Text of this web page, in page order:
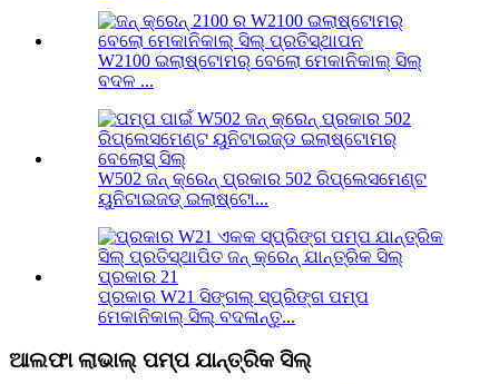
W2100 ଇଲାଷ୍ଟୋମର୍ ବେଲୋ ମେକାନିକାଲ୍ ସିଲ୍
ବଦଳ ...
W502 ଜନ୍ କ୍ରେନ୍ ପ୍ରକାର 502 ରିପ୍ଲେସମେଣ୍ଟ
ୟୁନିଟାଇଜଡ୍ ଇଲାଷ୍ଟୋ...
ପ୍ରକାର W21 ସିଙ୍ଗଲ୍ ସ୍ପ୍ରିଙ୍ଗ ପମ୍ପ
ମେକାନିକାଲ୍ ସିଲ୍ ବଦଳାନ୍ତୁ...
ଆଲଫା ଲାଭାଲ୍ ପମ୍ପ ଯାନ୍ତ୍ରିକ ସିଲ୍